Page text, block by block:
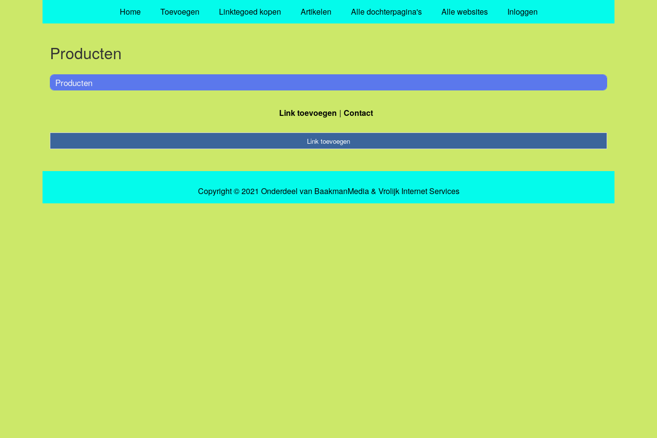
Home Toevoegen Linktegoed kopen Artikelen Alle dochterpagina's Alle websites Inloggen
Producten
Producten
Link toevoegen Contact
Link toevoegen
Copyright © 2021 Onderdeel van BaakmanMedia& Vrolijk Internet Services